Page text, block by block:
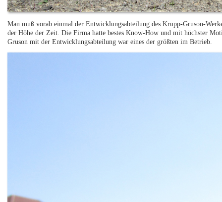
Man muß vorab einmal der Entwicklungsabteilung des Krupp-Gruson-
der Höhe der Zeit. Die Firma hatte bestes Know-How und mit höchster
Gruson mit der Entwicklungsabteilung war eines der größten im Betrieb.